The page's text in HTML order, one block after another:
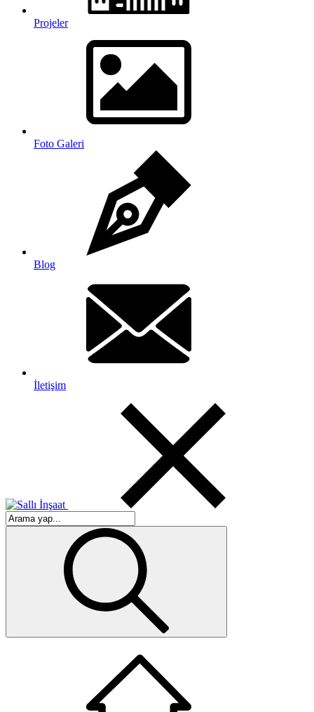
Projeler
Foto Galeri
Blog
İletişim